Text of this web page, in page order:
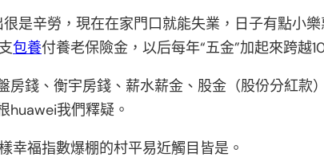
是辛勞，現在在家門口就能失業，日子有點小
包養付養老保險金，以后每年“五金”加起來跨越
房錢、衡宇房錢、薪水薪金、股金（股份分紅
huawei我們釋疑。
幸福指數爆棚的村平易近觸目皆是。